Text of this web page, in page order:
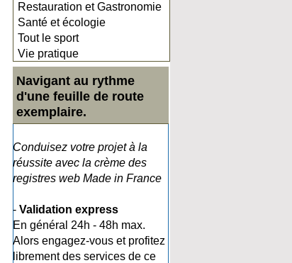
Restauration et Gastronomie
Santé et écologie
Tout le sport
Vie pratique
Navigant au rythme
d'une feuille de route
exemplaire.
Conduisez votre projet à la
réussite avec la crème des
registres web Made in France
- Validation express
En général 24h - 48h max.
Alors engagez-vous et profitez
librement des services de ce